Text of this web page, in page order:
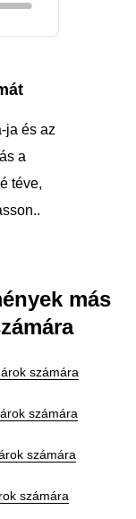
ja és az
a
téve,
más
számára
számára
számára
számára